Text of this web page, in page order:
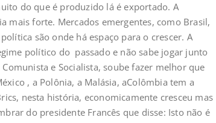
do que é produzido lá é exportado. A
mais forte. Mercados emergentes, como Brasil,
são onde há espaço para o crescer. A
político do passado e não sabe jogar junto
e Socialista, soube fazer melhor que
, a Polônia, a Malásia, aColômbia tem a
nesta história, economicamente cresceu mas
do presidente Francês que disse: Isto não é